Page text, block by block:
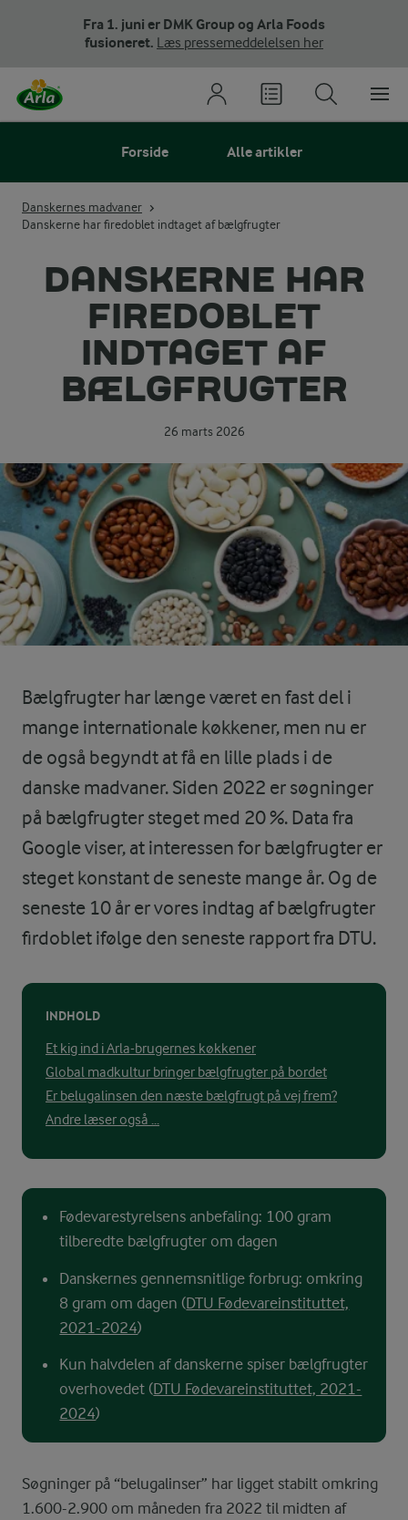
Fra 1. juni er DMK Group og Arla Foods
fusioneret. Læs pressemeddelelsen her
Forside Alle artikler
Danskernes madvaner
Danskerne har firedoblet indtaget af bælgfrugter
DANSKERNE HAR
FIREDOBLET
INDTAGET AF
BÆLGFRUGTER
26 marts 2026
Bælgfrugter har længe været en fast del i
mange internationale køkkener, men nu er
de også begyndt at få en lille plads i de
danske madvaner. Siden 2022 er søgninger
på bælgfrugter steget med 20 %. Data fra
Google viser, at interessen for bælgfrugter er
steget konstant de seneste mange år. Og de
seneste 10 år er vores indtag af bælgfrugter
firdoblet ifølge den seneste rapport fra DTU.
INDHOLD
Et kig ind i Arla-brugernes køkkener
Global madkultur bringer bælgfrugter på bordet
Er belugalinsen den næste bælgfrugt på vej frem?
Andre læser også ...
Fødevarestyrelsens anbefaling: 100 gram
tilberedte bælgfrugter om dagen
Danskernes gennemsnitlige forbrug: omkring
8 gram om dagen (DTU Fødevareinstituttet,
2021-2024)
Kun halvdelen af danskerne spiser bælgfrugter
overhovedet (DTU Fødevareinstituttet, 2021-
2024)
Søgninger på “belugalinser” har ligget stabilt omkring
1.600-2.900 om måneden fra 2022 til midten af